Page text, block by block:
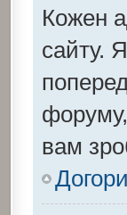
Кожен
сайту.
вам
Догори